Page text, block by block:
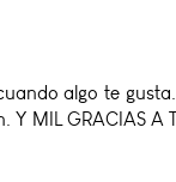
algo te
MIL GRACIAS